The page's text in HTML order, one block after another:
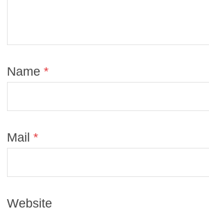
Name *
Mail *
Website